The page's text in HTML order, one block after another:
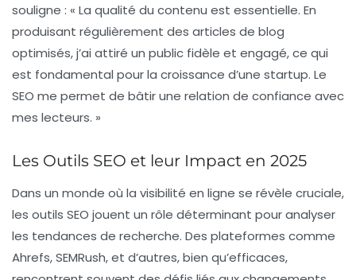
souligne : « La qualité du contenu est essentielle. En
produisant régulièrement des articles de blog
optimisés, j’ai attiré un public fidèle et engagé, ce qui
est fondamental pour la croissance d’une startup. Le
SEO me permet de bâtir une relation de confiance avec
mes lecteurs. »
Les Outils SEO et leur Impact en 2025
Dans un monde où la visibilité en ligne se révèle cruciale,
les outils SEO jouent un rôle déterminant pour analyser
les tendances de recherche. Des plateformes comme
Ahrefs,SEMRush, et d’autres, bien qu’efficaces,